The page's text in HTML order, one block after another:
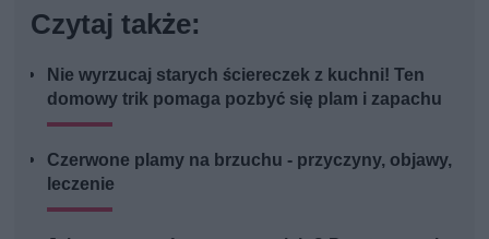
Czytaj także:
Nie wyrzucaj starych ściereczek z kuchni! Ten
domowy trik pomaga pozbyć się plam i zapachu
Czerwone plamy na brzuchu - przyczyny, objawy,
leczenie